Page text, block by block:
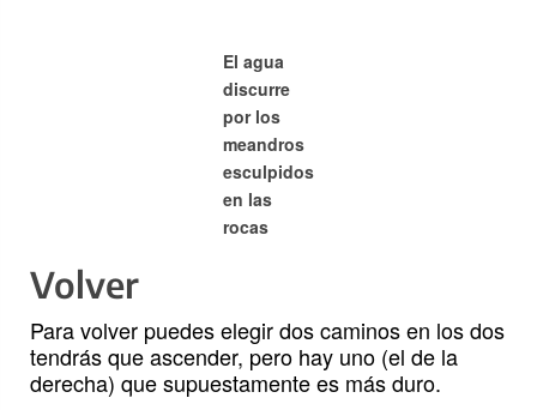
El agua
discurre
por los
meandros
esculpidos
en las
rocas
Volver
Para volver puedes elegir dos caminos en los dos
tendrás que ascender, pero hay uno (el de la
derecha) que supuestamente es más duro.